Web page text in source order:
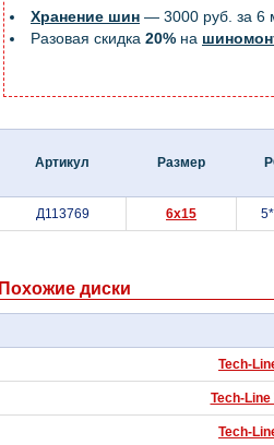
Хранение шин — 3000 руб. за 6
Разовая скидка 20% на
Артикул Размер
Д113769 6x15
Похожие диски
Tech-
Tech-
Tech-